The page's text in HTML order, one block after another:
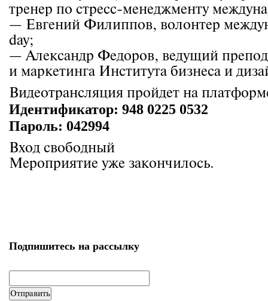
тренер по стресс-менеджменту
— Евгений Филиппов, волонтер
day;
— Александр Федоров, ведущий
и маркетинга Института бизнеса и
Видеотрансляция пройдет на
Идентификатор: 948 0225 0532
Пароль: 042994
Вход свободный
Мероприятие уже закончилось.
Подпишитесь на рассылку